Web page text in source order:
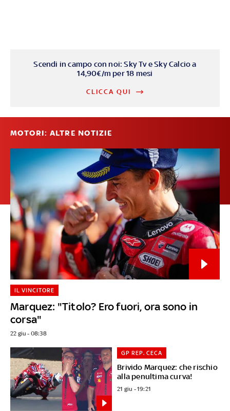
Scendi in campo con noi: Sky Tv e Sky Calcio a
14,90€/m per 18 mesi
CLICCA QUI
MOTORI: ALTRE NOTIZIE
Marquez: "Titolo? Ero fuori, ora sono in
corsa"
IL VINCITORE
22 giu - 08:38
Brivido Marquez: che rischio
alla penultima curva!
GP REP. CECA
21 giu - 19:21